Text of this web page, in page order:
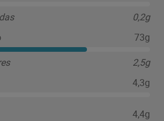
0,2g
73g
2,5g
4,3g
4,4g